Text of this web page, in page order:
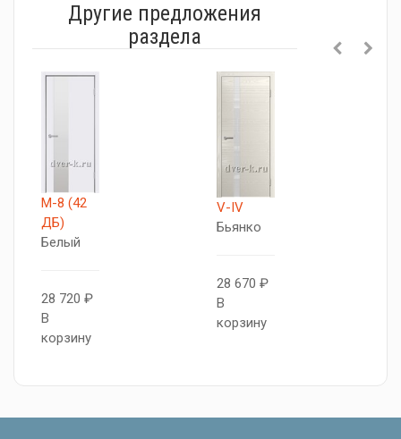
Другие предложения
раздела
М-8 (42
ДБ)
Белый
28 720 ₽
В
корзину
V-IV
Бьянко
28 670 ₽
В
корзину